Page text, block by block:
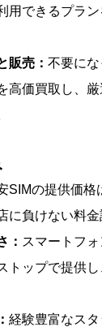
用できるプラ
販売： 不要に
高価買取し、
SIMの提供価格
に負けない料金
： スマートフ
トップで提供
経験豊富なス